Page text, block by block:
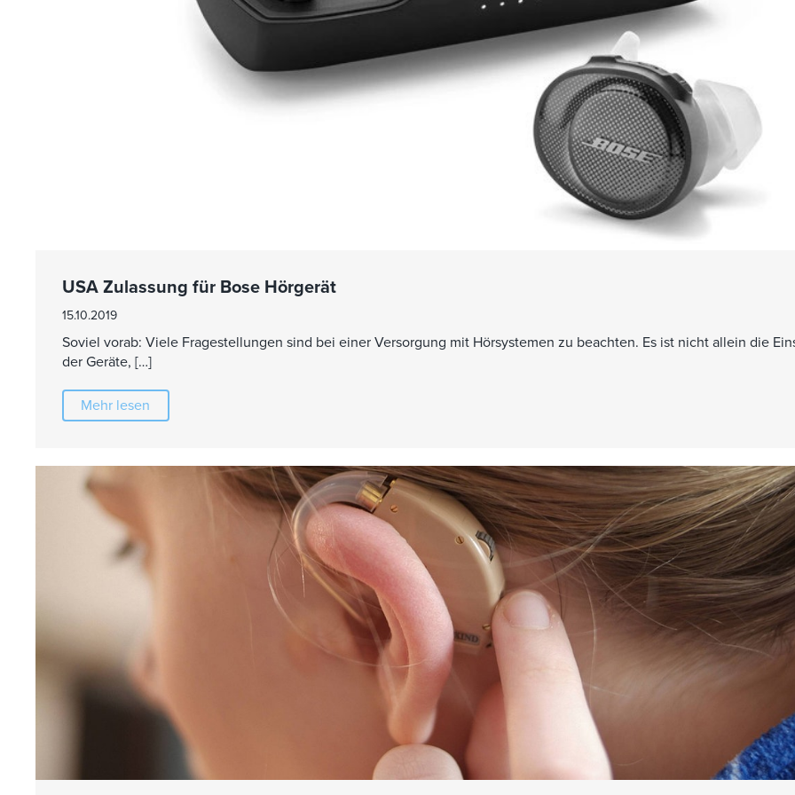
USA Zulassung für Bose Hörgerät
15.10.2019
Soviel vorab: Viele Fragestellungen sind bei einer Versorgung mit Hörsystemen zu beachten. Es ist nicht allein die
der Geräte, […]
Mehr lesen